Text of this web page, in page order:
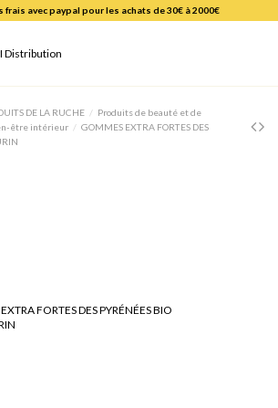
frais avec paypal pour les achats de 30€ à 2000€
DE LA RUCHE
Produits de beauté et de
être intérieur
GOMMES EXTRA FORTES DES